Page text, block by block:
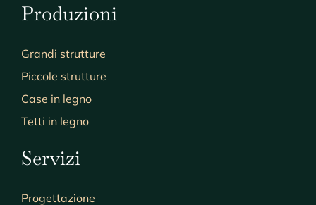
Produzioni
Grandi strutture
Piccole strutture
Case in legno
Tetti in legno
Servizi
Progettazione